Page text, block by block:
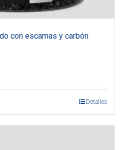
con escamas y carbón
Detalles